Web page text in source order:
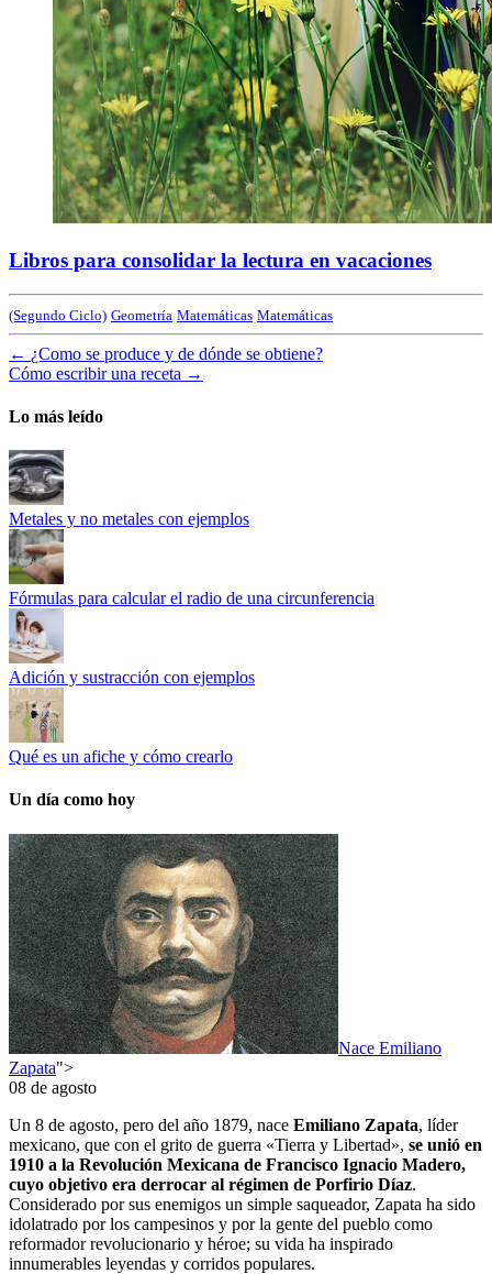
Libros para consolidar la lectura en vacaciones
(Segundo Ciclo) Geometría Matemáticas Matemáticas
← ¿Como se produce y de dónde se obtiene?
Cómo escribir una receta →
Lo más leído
Metales y no metales con ejemplos
Fórmulas para calcular el radio de una circunferencia
Adición y sustracción con ejemplos
Qué es un afiche y cómo crearlo
Un día como hoy
Nace Emiliano
Zapata">
08 de agosto
Un 8 de agosto, pero del año 1879, nace Emiliano Zapata, líder
mexicano, que con el grito de guerra «Tierra y Libertad», se unió en
1910 a la Revolución Mexicana de Francisco Ignacio Madero,
cuyo objetivo era derrocar al régimen de Porfirio Díaz.
Considerado por sus enemigos un simple saqueador, Zapata ha sido
idolatrado por los campesinos y por la gente del pueblo como
reformador revolucionario y héroe; su vida ha inspirado
innumerables leyendas y corridos populares.